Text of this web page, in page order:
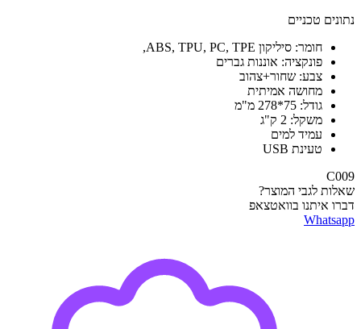
נתונים טכניים
חומר: סיליקון ABS, TPU, PC, TPE,
פונקציה: אוננות גברים
צבע: שחור+צהוב
מחושה אמיתית
גודל: 75*278 מ"מ
משקל: 2 ק"ג
עמיד למים
טעינת USB
C009
שאלות לגבי המוצר?
דברו איתנו בוואטצאפ
Whatsapp